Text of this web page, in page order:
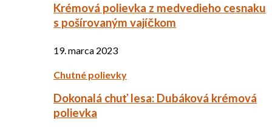
Krémová polievka z medvedieho cesnaku
s pošírovaným vajíčkom
19. marca 2023
Chutné polievky
Dokonalá chuť lesa: Dubáková krémová
polievka